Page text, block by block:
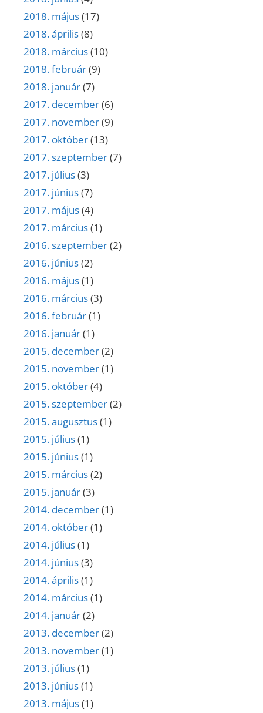
2018. május(17)
2018. április(8)
2018. március(10)
2018. február(9)
2018. január(7)
2017. december(6)
2017. november(9)
2017. október(13)
2017. szeptember(7)
2017. július(3)
2017. június(7)
2017. május(4)
2017. március(1)
2016. szeptember(2)
2016. június(2)
2016. május(1)
2016. március(3)
2016. február(1)
2016. január(1)
2015. december(2)
2015. november(1)
2015. október(4)
2015. szeptember(2)
2015. augusztus(1)
2015. július(1)
2015. június(1)
2015. március(2)
2015. január(3)
2014. december(1)
2014. október(1)
2014. július(1)
2014. június(3)
2014. április(1)
2014. március(1)
2014. január(2)
2013. december(2)
2013. november(1)
2013. július(1)
2013. június(1)
2013. május(1)